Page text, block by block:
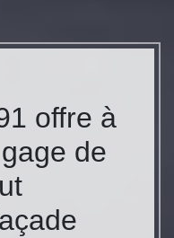
offre à
de